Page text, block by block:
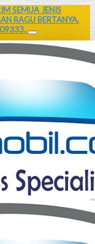
SEMUA JENIS
RAGU BERTANYA.